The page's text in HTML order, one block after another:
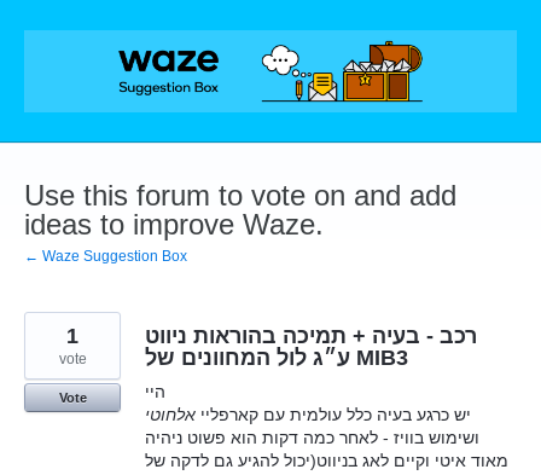
Skip
Use this forum to vote on and add
ideas to improve Waze.
← Waze Suggestion Box
רכב - בעיה + תמיכה בהוראות ניווט
ע״ג לול המחוונים של MIB3
היי
יש כרגע בעיה כלל עולמית עם קארפליי אלחוטי
ושימוש בוויז - לאחר כמה דקות הוא פשוט ניהיה
מאוד איטי וקיים לאג בניווט(יכול להגיע גם לדקה של
1
vote
Vote